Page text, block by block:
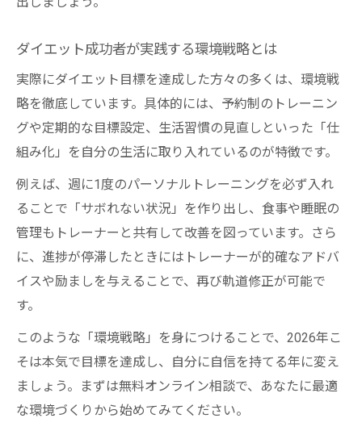
ダイエット成功者が実践する環境戦略とは
実際にダイエット目標を達成した方々の多くは、環境戦
略を徹底しています。具体的には、予約制のトレーニン
グや定期的な目標設定、生活習慣の見直しといった「仕
組み化」を自分の生活に取り入れているのが特徴です。
例えば、週に1度のパーソナルトレーニングを必ず入れ
ることで「サボれない状況」を作り出し、食事や睡眠の
管理もトレーナーと共有して改善を図っています。さら
に、進捗が停滞したときにはトレーナーが的確なアドバ
イスや励ましを与えることで、再び軌道修正が可能で
す。
このような「環境戦略」を身につけることで、2026年こ
そは本気で目標を達成し、自分に自信を持てる年に変え
ましょう。まずは無料オンライン相談で、あなたに最適
な環境づくりから始めてみてください。